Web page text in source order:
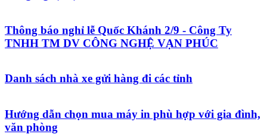
Thông báo nghỉ lễ Quốc Khánh 2/9 - Công Ty
TNHH TM DV CÔNG NGHỆ VẠN PHÚC
Danh sách nhà xe gửi hàng đi các tỉnh
Hướng dẫn chọn mua máy in phù hợp với gia đình,
văn phòng